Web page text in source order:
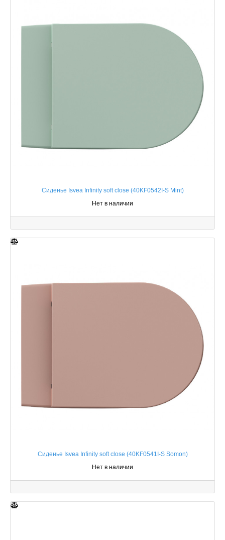
Сиденье Isvea Infinity soft close (40KF0542I-S Mint)
Нет в наличии
Сиденье Isvea Infinity soft close (40KF0541I-S Somon)
Нет в наличии